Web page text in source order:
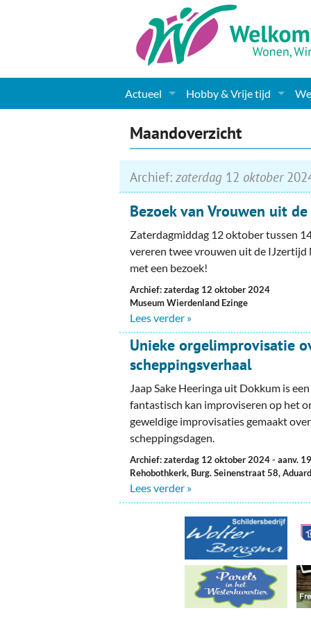
Actueel
Nieuws
Gemeente informatie
Dorpen
Woningaanbod
Columns & Redactioneel
Foto-pagina
Hobby & Vrije tijd
Muziek
Toerisme & Musea
Maandoverzicht
Archief: zaterdag 12 oktober
Bezoek van Vrouwen uit
Zaterdagmiddag 12 oktober tussen
vereren twee vrouwen uit de
met een bezoek!
Archief: zaterdag 12 oktober 2024
Museum Wierdenland Ezinge
Lees verder »
Unieke orgelimprovisatie
scheppingsverhaal
Jaap Sake Heeringa uit Dokkum is
fantastisch kan improviseren op het
geweldige improvisaties gemaakt
scheppingsdagen.
Archief: zaterdag 12 oktober 2024- aanv.
Rehobothkerk, Burg. Seinenstraat 58, Aduard
Lees verder »